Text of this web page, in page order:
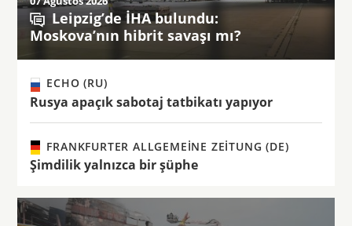
Leipzig’de İHA bulundu:
Moskova’nın hibrit savaşı mı?
ECHO (RU)
Rusya apaçık sabotaj tatbikatı yapıyor
FRANKFURTER ALLGEMEINE ZEITUNG (DE)
Şimdilik yalnızca bir şüphe